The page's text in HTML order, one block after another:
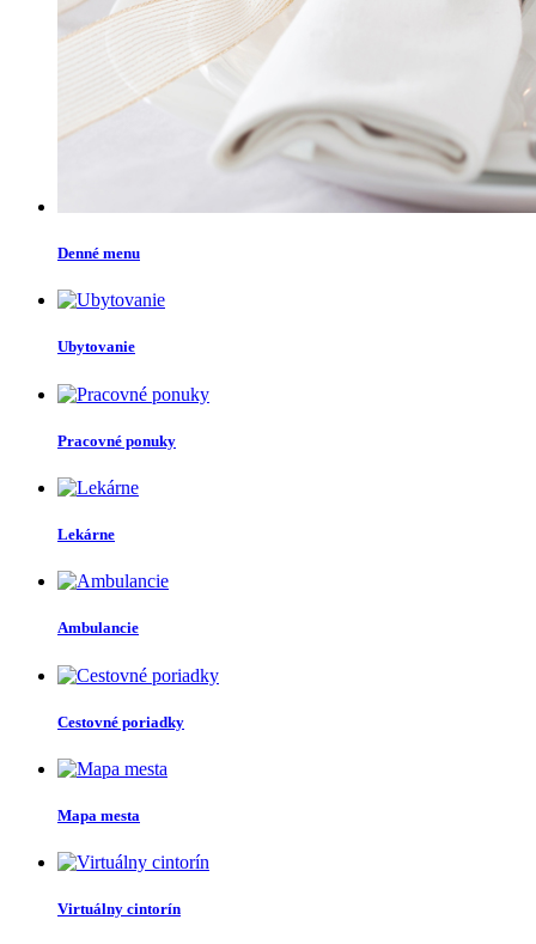
Denné menu
Ubytovanie
Pracovné ponuky
Lekárne
Ambulancie
Cestovné poriadky
Mapa mesta
Virtuálny cintorín